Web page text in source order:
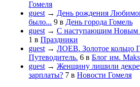
Гомеля
guest → День рождения
было... 9 в День города Гомель
guest → С наступающим Новым
1 в Праздники
guest → ЛОЕВ. Золотое кольцо
Путеводитель. 6 в Блог им. Maks
guest → Женщину лишили
зарплаты? 7 в Новости Гомеля